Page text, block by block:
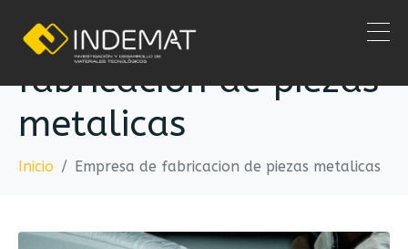
Empresa de
fabricacion de piezas
metalicas
Inicio Empresa de fabricacion de piezas metalicas